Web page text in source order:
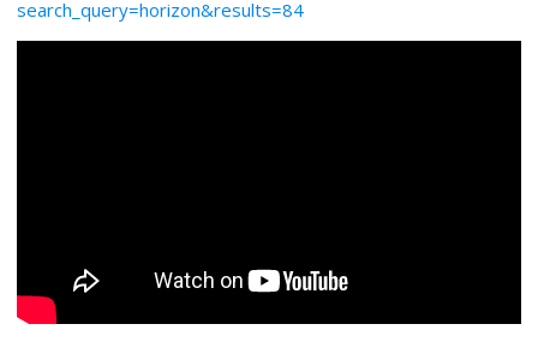
search_query=horizon&results=84